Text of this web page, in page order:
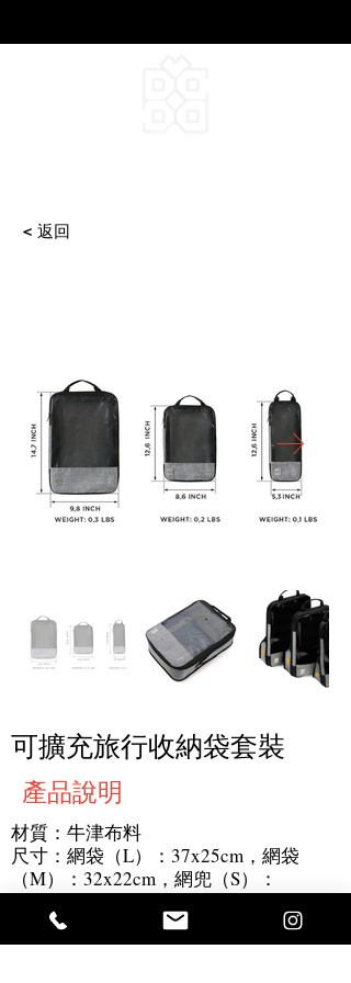
< 返回
可擴充旅行收納袋套裝
產品說明
材質：牛津布料
尺寸：網袋（L）：37x25cm，網袋
（M）：32x22cm，網兜（S）：
32x13.5cm
印刷：1C/4Clogo
最小起訂量：300件